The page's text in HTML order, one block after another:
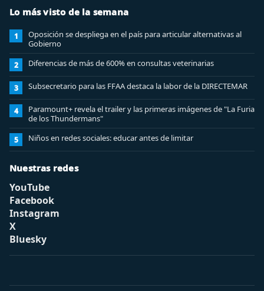
Lo más visto de la semana
1
Oposición se despliega en el país para articular alternativas al
Gobierno
2 Diferencias de más de 600% en consultas veterinarias
3 Subsecretario para las FFAA destaca la labor de la DIRECTEMAR
4
Paramount+ revela el trailer y las primeras imágenes de "La Furia
de los Thundermans"
5 Niños en redes sociales: educar antes de limitar
Nuestras redes
YouTube
Facebook
Instagram
X
Bluesky